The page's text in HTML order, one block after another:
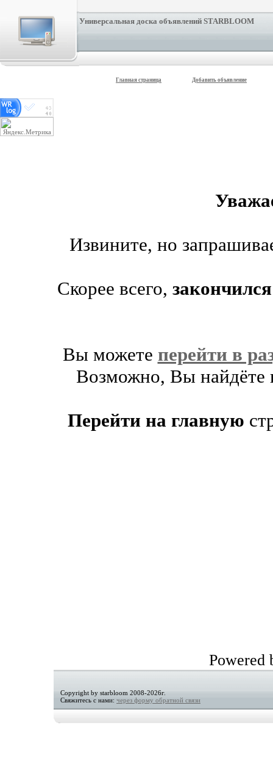
Универсальная доска объявлений STARBLOOM
Главная страница Добавить объявление
Извините, но
Скорее всего,
Вы можете перейти в
Возможно, Вы найдёте
Перейти на главную
Powered
Copyright by starbloom 2008-2026г.
Свяжитесь с нами: через форму обратной связи